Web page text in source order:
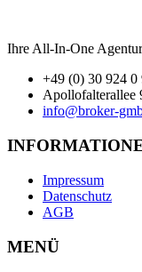
Ihre All-In-One
+49 (0) 30 924 0
Apollofalterallee
info@broker-
Impressum
Datenschutz
AGB
MENÜ